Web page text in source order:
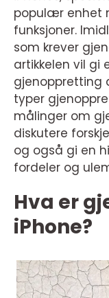
populær enhet
funksjoner.
som krever
artikkelen vil gi
gjenoppretting
typer
målinger om
diskutere
og også gi en
fordeler og
Hva er
iPhone?